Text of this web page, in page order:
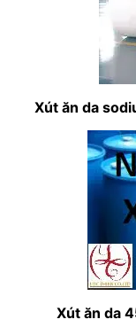
Xút ăn da
Xút ăn da